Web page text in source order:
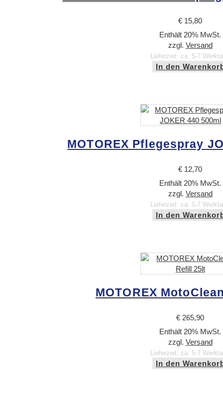
€ 15,80
Enthält 20% MwSt.
zzgl. Versand
Lieferzeit: ca. 5-7
In den
MOTOREX Pflegespray
€ 12,70
Enthält 20% MwSt.
zzgl. Versand
Lieferzeit: ca. 5-7
In den
MOTOREX
€ 265,90
Enthält 20% MwSt.
zzgl. Versand
Lieferzeit: ca. 5-7
In den